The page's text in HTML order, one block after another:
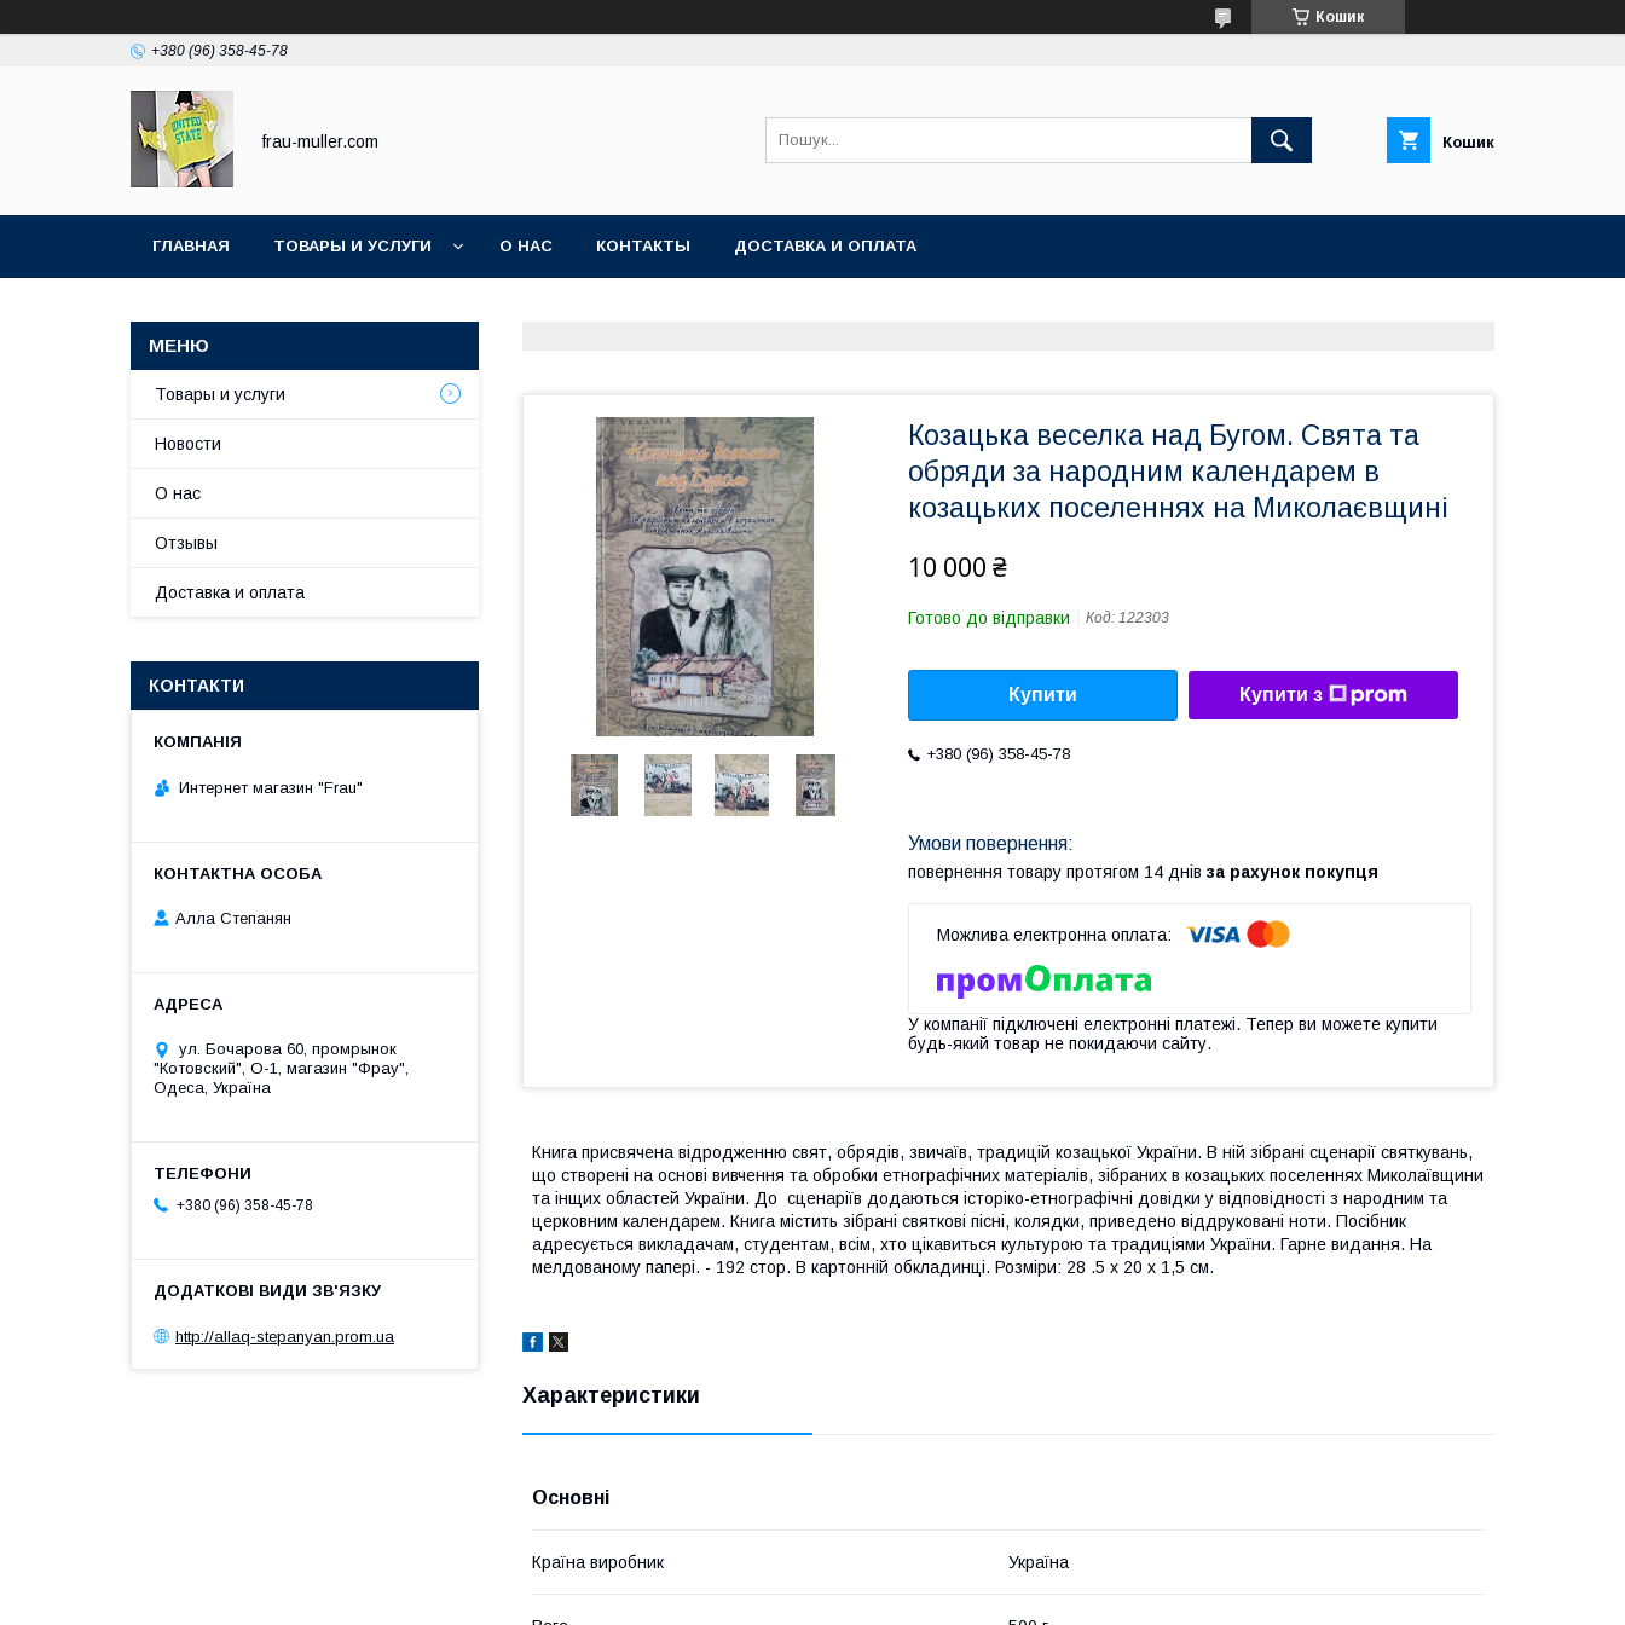
Кошик
+380 (96) 358-45-78
frau-muller.com Кошик
ГЛАВНАЯ ТОВАРЫ И УСЛУГИ О НАС КОНТАКТЫ ДОСТАВКА И ОПЛАТА
Козацька веселка над Бугом. Свята та
обряди за народним календарем в
козацьких поселеннях на Миколаєвщині
10 000 ₴
Готово до відправки Код: 122303
Купити Купити з
+380 (96) 358-45-78
повернення товару протягом 14 днів за рахунок покупця
У компанії підключені електронні платежі. Тепер ви можете купити
будь-який товар не покидаючи сайту.
Книга присвячена відродженню свят, обрядів, звичаїв, традицій козацької України. В ній зібрані сценарії святкувань,
що створені на основі вивчення та обробки етнографічних матеріалів, зібраних в козацьких поселеннях Миколаївщини
та інщих областей України. До сценаріїв додаються історіко-етнографічні довідки у відповідності з народним та
церковним календарем. Книга містить зібрані святкові пісні, колядки, приведено віддруковані ноти. Посібник
адресується викладачам, студентам, всім, хто цікавиться культурою та традиціями України. Гарне видання. На
мелдованому папері. - 192 стор. В картонній обкладинці. Розміри: 28 .5 х 20 х 1,5 см.
Характеристики
Основні
Країна виробник Україна
Товары и услуги
Новости
О нас
Отзывы
Доставка и оплата
КОНТАКТИ
Интернет магазин "Frau"
Алла Степанян
ул. Бочарова 60, промрынок
"Котовский", О-1, магазин "Фрау",
Одеса, Україна
+380 (96) 358-45-78
http://allaq-stepanyan.prom.ua